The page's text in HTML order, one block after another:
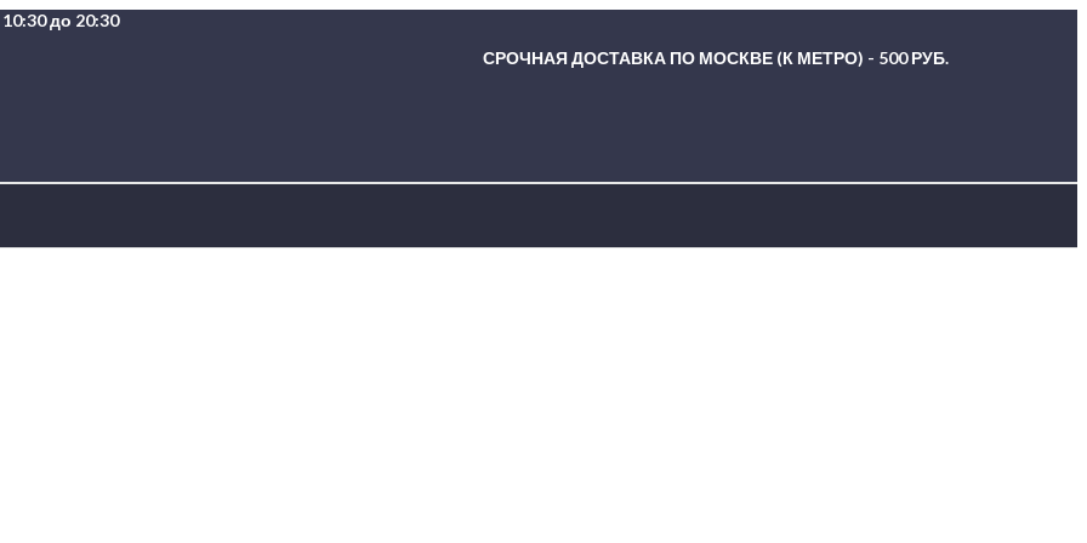
до 20:30
СРОЧНАЯ ДОСТАВКА ПО МОСКВЕ (К МЕТРО) - 500 РУБ.